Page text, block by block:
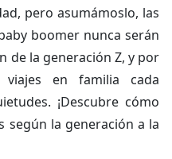
pero asumámoslo, las
boomer nunca serán
de la generación Z, y por
en familia cada
¡Descubre cómo
según la generación a la